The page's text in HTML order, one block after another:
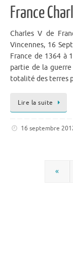
France
Charles V de
Vincennes, 16
France de 1364 à
partie de la
totalité des terres
Lire la suite
16 septembre
«